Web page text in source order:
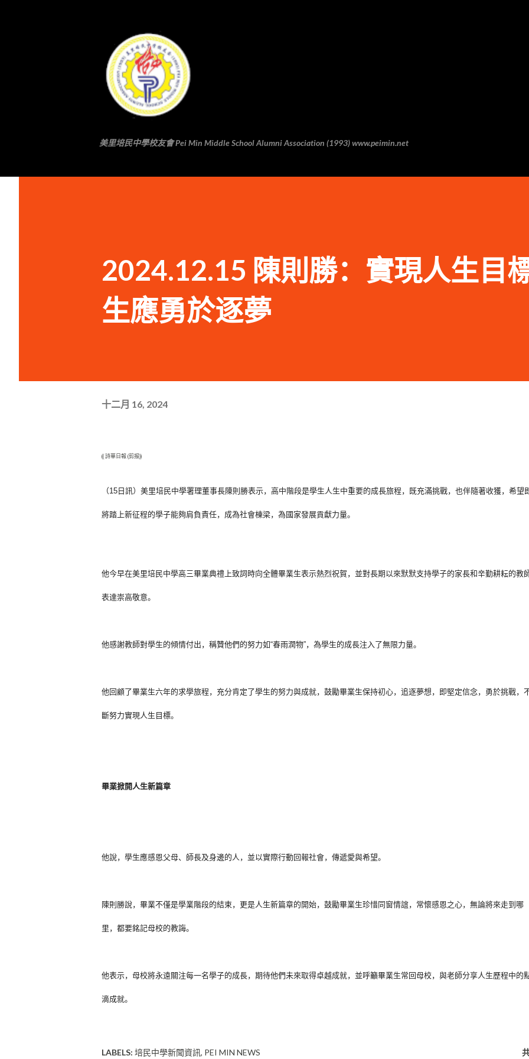
美里培民中學校友會 Pei Min Middle School Alumni Association (1993) www.peimin.net
2024.12.15 陳則勝：實現人生目
生應勇於逐夢
十二月 16, 2024
(( 詩華日報 (剪报))
（15日訊）美里培民中學署理董事長陳則勝表示， 高中階段是學生人生中重要的成長旅程，既充滿挑戰， 也伴隨著收獲，希望
將踏上新征程的學子能夠肩負責任， 成為社會棟梁，為國家發展貢獻力量。
他今早在美里培民中學高三畢業典禮上致詞時向全體畢業生表示熱烈祝賀， 並對長期以來默默支持學子的家長和辛勤耕耘的教
表達崇高敬意。
他感謝教師對學生的傾情付出，稱贊他們的努力如“春雨潤物”， 為學生的成長注入了無限力量。
他回顧了畢業生六年的求學旅程，充分肯定了學生的努力與成就， 鼓勵畢業生保持初心，追逐夢想，即堅定信念，勇於挑戰，
斷努力實現人生目標。
畢業掀開人生新篇章
他說，學生應感恩父母、師長及身邊的人，並以實際行動回報社會， 傳遞愛與希望。
陳則勝說，畢業不僅是學業階段的結束，更是人生新篇章的開始， 鼓勵畢業生珍惜同窗情誼，常懷感恩之心，無論將來走到哪
里， 都要銘記母校的教誨。
他表示，母校將永遠關注每一名學子的成長， 期待他們未來取得卓越成就，並呼籲畢業生常回母校， 與老師分享人生歷程中的
滴成就。
LABELS: 培民中學新聞資訊 PEI MIN NEWS